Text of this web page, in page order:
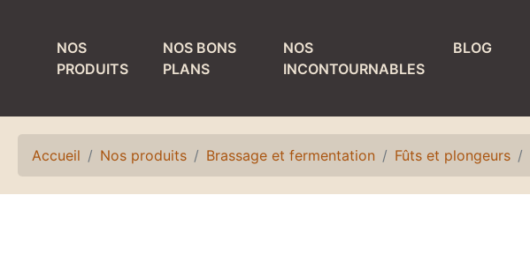
NOS
PRODUITS
Colonnes
Détendeurs et
NETTOYAGE
Bacs de lavage et
ÉTANCHÉITÉ
Accessoires
NOS BONS
PLANS
NOS
INCONTOURNABLES
BLOG
Accueil Nos produits Brassage et fermentation Fûts et plongeurs